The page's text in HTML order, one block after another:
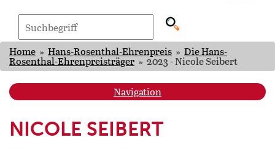
Home » Hans-Rosenthal-Ehrenpreis » Die Hans-
Rosenthal-Ehrenpreisträger»2023 - Nicole Seibert
Navigation
NICOLE SEIBERT